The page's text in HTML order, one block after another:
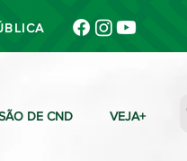
DE CND VEJA+